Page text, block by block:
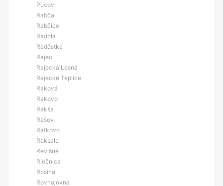
Pucov
Rabča
Rabčice
Radola
Radôstka
Rajec
Rajecká Lesná
Rajecké Teplice
Raková
Rakovo
Rakša
Rašov
Ratkovo
Reksale
Revišné
Riečnica
Rosina
Rovnajovna